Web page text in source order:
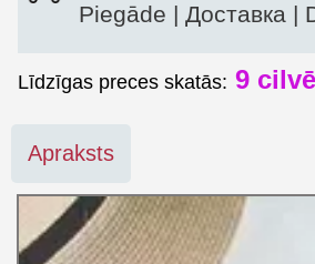
Piegāde | Доставка |
Līdzīgas preces skatās: 9
Apraksts